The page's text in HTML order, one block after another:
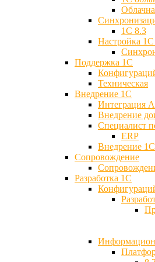
1С 8.3
Настройка
Поддержка 1С
Техническая
Внедрение 1С
Интеграция
Внедрение
Специалист
ERP
Внедрение
Cопровождение
Разработка 1C